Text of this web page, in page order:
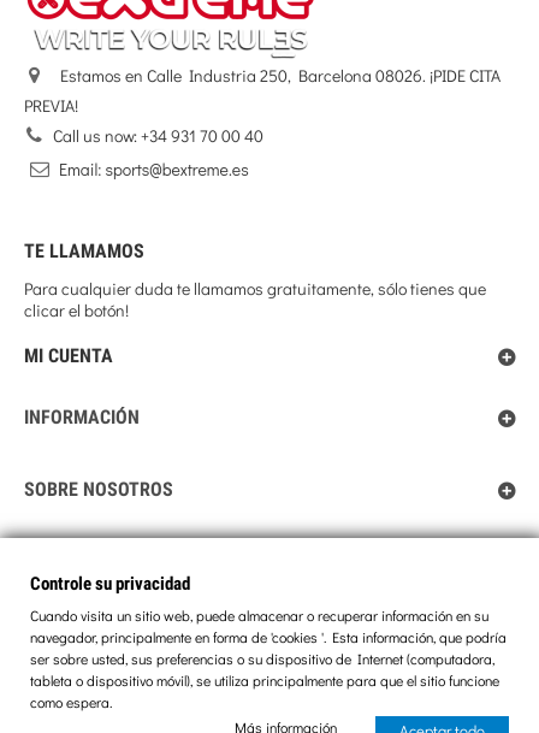
Estamos en Calle Industria 250, Barcelona 08026. ¡PIDE CITA
PREVIA!
Call us now:+34 931 70 00 40
TE LLAMAMOS
Para cualquier duda te llamamos gratuitamente, sólo tienes que
clicar el botón!
MI CUENTA
INFORMACIÓN
SOBRE NOSOTROS
© 2013 BEXTREME. ALL RIGHTS RESERVED
Controle su privacidad
Cuando visita un sitio web, puede almacenar o recuperar información en su
navegador, principalmente en forma de 'cookies '. Esta información, que podría
ser sobre usted, sus preferencias o su dispositivo de Internet (computadora,
tableta o dispositivo móvil), se utiliza principalmente para que el sitio funcione
como espera.
Más información